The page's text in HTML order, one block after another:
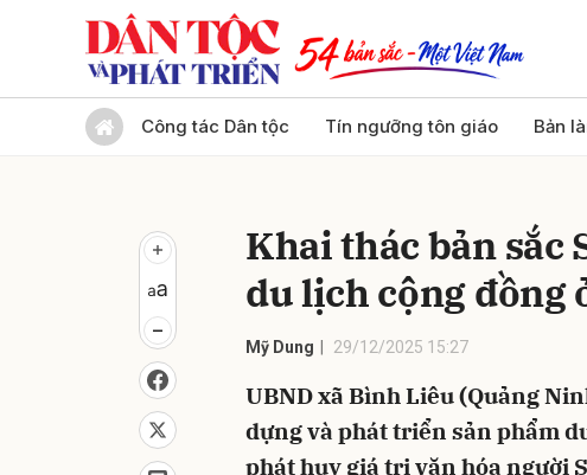
Công tác Dân tộc Tín ngưỡng tôn giáo Bản
Khai thác bản sắc
du lịch cộng đồng
Mỹ Dung 29/12/2025 15:27
UBND xã Bình Liêu (Quảng
dựng và phát triển sản phẩm
phát huy giá trị văn hóa người
Gửi bình